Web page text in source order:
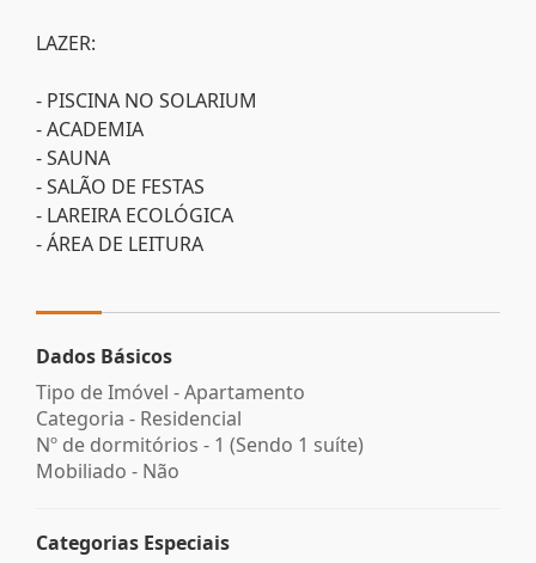
LAZER:
- PISCINA NO SOLARIUM
- ACADEMIA
- SAUNA
- SALÃO DE FESTAS
- LAREIRA ECOLÓGICA
- ÁREA DE LEITURA
Dados Básicos
Tipo de Imóvel - Apartamento
Categoria - Residencial
Nº de dormitórios - 1 (Sendo 1 suíte)
Mobiliado - Não
Categorias Especiais